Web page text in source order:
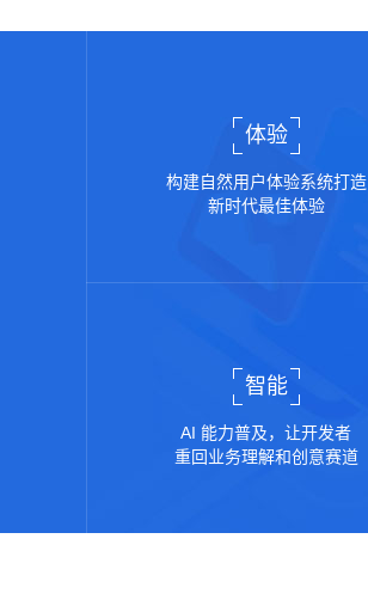
体验
构建自然用户体验系统打造
新时代最佳体验
智能
AI 能力普及，让开发者
重回业务理解和创意赛道